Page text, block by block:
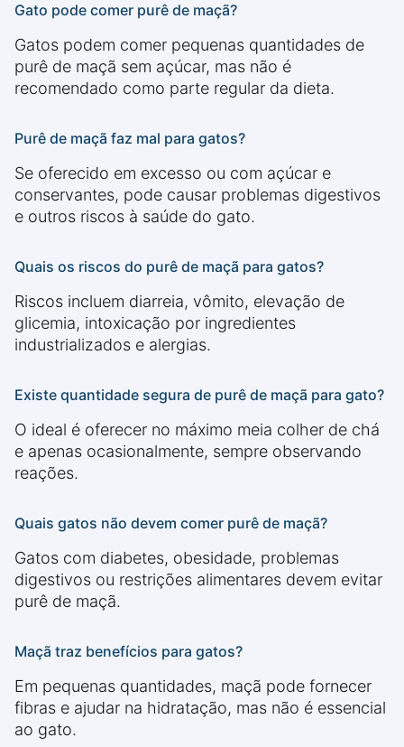
Gato pode comer purê de maçã?
Gatos podem comer pequenas quantidades de
purê de maçã sem açúcar, mas não é
recomendado como parte regular da dieta.
Purê de maçã faz mal para gatos?
Se oferecido em excesso ou com açúcar e
conservantes, pode causar problemas digestivos
e outros riscos à saúde do gato.
Quais os riscos do purê de maçã para gatos?
Riscos incluem diarreia, vômito, elevação de
glicemia, intoxicação por ingredientes
industrializados e alergias.
Existe quantidade segura de purê de maçã para gato?
O ideal é oferecer no máximo meia colher de chá
e apenas ocasionalmente, sempre observando
reações.
Quais gatos não devem comer purê de maçã?
Gatos com diabetes, obesidade, problemas
digestivos ou restrições alimentares devem evitar
purê de maçã.
Maçã traz benefícios para gatos?
Em pequenas quantidades, maçã pode fornecer
fibras e ajudar na hidratação, mas não é essencial
ao gato.